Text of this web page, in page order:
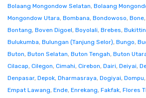
Bolaang Mongondow Selatan, Bolaang
Mongondow Utara, Bombana, Bondowoso, Bone,
Bontang, Boven Digoel, Boyolali, Brebes,
Bulukumba, Bulungan (Tanjung Selor), Bungo,
Buton, Buton Selatan, Buton Tengah, Buton
Cilacap, Cilegon, Cimahi, Cirebon, Dairi, Deiyai,
Denpasar, Depok, Dharmasraya, Dogiyai, Dompu,
Empat Lawang, Ende, Enrekang, Fakfak, Flores